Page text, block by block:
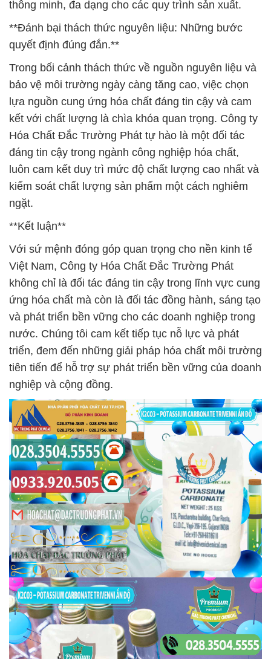
thông minh, đa dạng cho các quy trình sản xuất.
**Đánh bại thách thức nguyên liệu: Những bước
quyết định đúng đắn.**
Trong bối cảnh thách thức về nguồn nguyên liệu và
bảo vệ môi trường ngày càng tăng cao, việc chọn
lựa nguồn cung ứng hóa chất đáng tin cậy và cam
kết với chất lượng là chìa khóa quan trọng. Công ty
Hóa Chất Đắc Trường Phát tự hào là một đối tác
đáng tin cậy trong ngành công nghiệp hóa chất,
luôn cam kết duy trì mức độ chất lượng cao nhất và
kiểm soát chất lượng sản phẩm một cách nghiêm
ngặt.
**Kết luận**
Với sứ mệnh đóng góp quan trọng cho nền kinh tế
Việt Nam, Công ty Hóa Chất Đắc Trường Phát
không chỉ là đối tác đáng tin cậy trong lĩnh vực cung
ứng hóa chất mà còn là đối tác đồng hành, sáng tạo
và phát triển bền vững cho các doanh nghiệp trong
nước. Chúng tôi cam kết tiếp tục nỗ lực và phát
triển, đem đến những giải pháp hóa chất môi trường
tiên tiến để hỗ trợ sự phát triển bền vững của doanh
nghiệp và cộng đồng.